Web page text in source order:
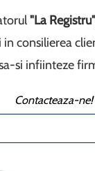
"La Registru"
in consilierea
si infiinteze
Contacteaza-ne!